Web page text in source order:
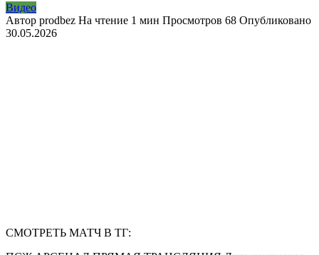
Видео
Автор prodbez На чтение 1 мин Просмотров 68 Опубликовано
30.05.2026
СМОТРЕТЬ МАТЧ В ТГ: